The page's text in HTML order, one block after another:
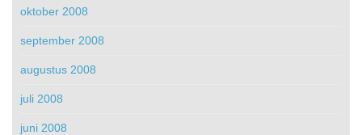
oktober 2008
september 2008
augustus 2008
juli 2008
juni 2008